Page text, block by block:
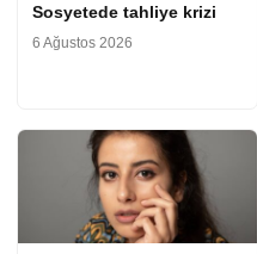
Sosyetede tahliye krizi
6 Ağustos 2026